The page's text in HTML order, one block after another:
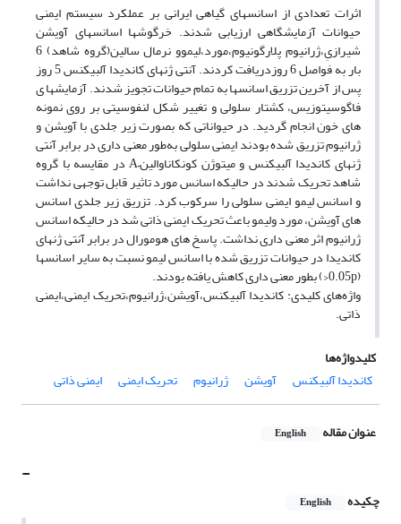
اثرات تعدادی از اسانسهای گیاهی ایرانی بر عملکرد سیستم ایمنی
حیوانات آزمایشگاهی ارزیابی شدند. خرگوشها اسانسهای آویشن
شیرازیِ،ژرانیوم پلارگونیوم،مورد،لیموو نرمال سالین(گروه شاهد) 6
بار به فواصل 6 روزدریافت کردند. آنتی ژنهای کاندیدا آلبیکنس 5 روز
پس از آخرین تزریق اسانسها به تمام حیوانات تجویز شدند. آزمایشها ی
فاگوسیتوزیس، کشتار سلولی و تغییر شکل لنفوسیتی بر روی نمونه
های خون انجام گردید. در حیواناتی که بصورت زیر جلدی با آویشن و
ژرانیوم تزریق شده بودند ایمنی سلولی به‌طور معنی داری در برابر آنتی
ژنهای کاندیدا آلبیکنس و میتوژن کونکاناوالین–‌A در مقایسه با گروه
شاهد تحریک شدند در حالیکه اسانس مورد تاثیر قابل توجهی نداشت
و اسانس لیمو ایمنی سلولی را سرکوب کرد. تزریق زیر جلدی اسانس
های آویشن، مورد ولیمو باعث تحریک ایمنی ذاتی شد در حالیکه اسانس
ژرانیوم اثر معنی داری نداشت. پاسخ های هومورال در برابر آنتی ژنهای
کاندیدا در حیوانات تزریق شده با اسانس لیمو نسبت به سایر اسانسها
(‌0.05p<‌) بطور معنی داری کاهش یافته بودند.
واژه‌های کلیدی: کاندیدا آلبیکنس،آویشن،ژرانیوم،تحریک ایمنی،ایمنی
ذاتی.
کلیدواژه‌ها
کاندیدا آلبیکنس
آویشن ژرانیوم تحریک ایمنی ایمنی ذاتی
عنوان مقاله English
-
چکیده English